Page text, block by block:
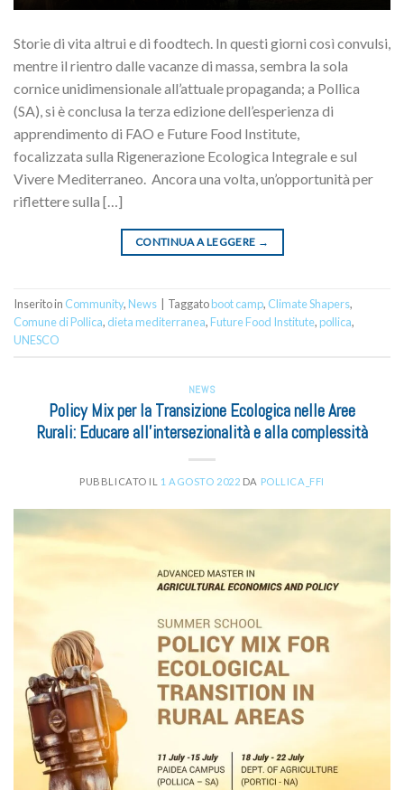
Storie di vita altrui e di foodtech. In questi giorni così convulsi,
mentre il rientro dalle vacanze di massa, sembra la sola
cornice unidimensionale all’attuale propaganda; a Pollica
(SA), si è conclusa la terza edizione dell’esperienza di
apprendimento di FAO e Future Food Institute,
focalizzata sulla Rigenerazione Ecologica Integrale e sul
Vivere Mediterraneo. Ancora una volta, un’opportunità per
riflettere sulla […]
CONTINUA A LEGGERE →
Inserito in Community, News Taggatoboot camp, Climate Shapers,
Comune di Pollica, dieta mediterranea, Future Food Institute, pollica,
UNESCO
NEWS
Policy Mix per la Transizione Ecologica nelle Aree
Rurali: Educare all’intersezionalità e alla complessità
PUBBLICATO IL 1 AGOSTO 2022 DA POLLICA_FFI